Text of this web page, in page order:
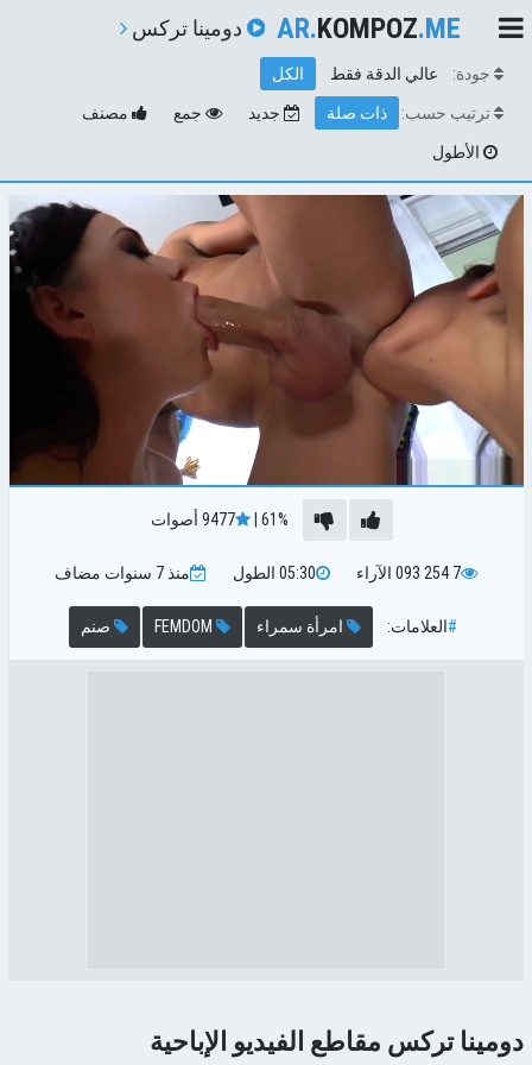
AR.KOMPOZ.ME دومينا تركس
جودة: عالي الدقة فقط الكل
ترتيب حسب: ذات صلة جديد جمع مصنف
الأطول
61%
|
9477أصوات
7 254 093 الآراء 05:30الطول منذ 7 سنوات مضاف
#العلامات: امرأة سمراء FEMDOM صنم
دومينا تركس مقاطع الفيديو الإباحية